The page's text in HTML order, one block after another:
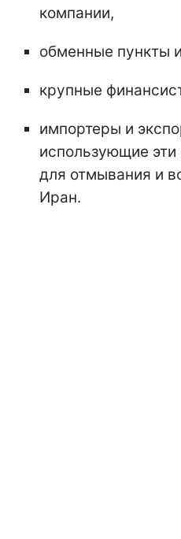
компании,
обменные пункты
крупные
импортеры и
использующие
для отмывания и
Иран.